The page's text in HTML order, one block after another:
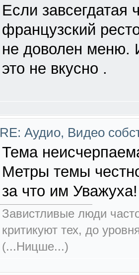
Если завсегдатая
французский
не доволен меню.
это не вкусно .
RE: Аудио, Видео
Тема
Метры темы
за что им Уважуха!
Завистливые люди
критикуют тех, до
(...Ницше...)